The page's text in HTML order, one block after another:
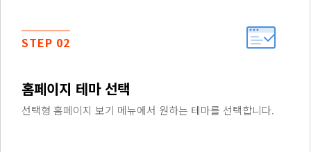
STEP 02
홈페이지 테마 선택
선택형 홈페이지 보기 메뉴에서 원하는 테마를 선택합니다.